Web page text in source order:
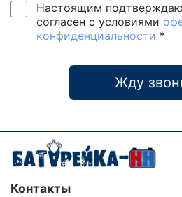
Настоящим
согласен с условиями
конфиденциальности *
Жду
Контакты